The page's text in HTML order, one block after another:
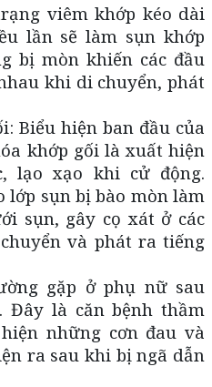
viêm khớp kéo dài
lần sẽ làm sụn khớp
bị mòn khiến các đầu
khi di chuyển, phát
Biểu hiện ban đầu của
khớp gối là xuất hiện
lạo xạo khi cử động.
lớp sụn bị bào mòn làm
sụn, gây cọ xát ở các
và phát ra tiếng
gặp ở phụ nữ sau
Đây là căn bệnh thầm
những cơn đau và
ra sau khi bị ngã dẫn